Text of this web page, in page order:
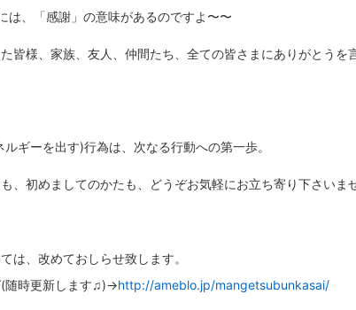
は、「感謝」の意味があるのですよ〜〜
皆様、家族、友人、仲間たち、全ての皆さまにありがとうを
ギーを出す)行為は、次なる行動への第一歩。
、初めましてのかたも、どうぞお気軽にお立ち寄り下さいま
は、改めておしらせ致します。
随時更新します♫)→http://ameblo.jp/mangetsubunkasai/